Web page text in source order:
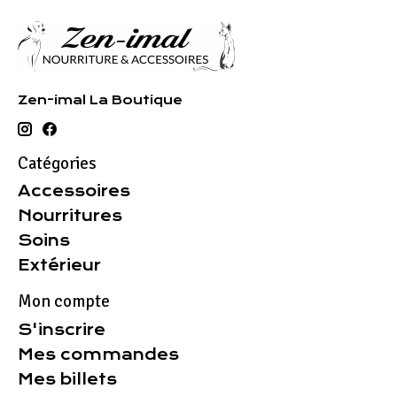
Zen-imal La Boutique
Catégories
Accessoires
Nourritures
Soins
Extérieur
Mon compte
S'inscrire
Mes commandes
Mes billets